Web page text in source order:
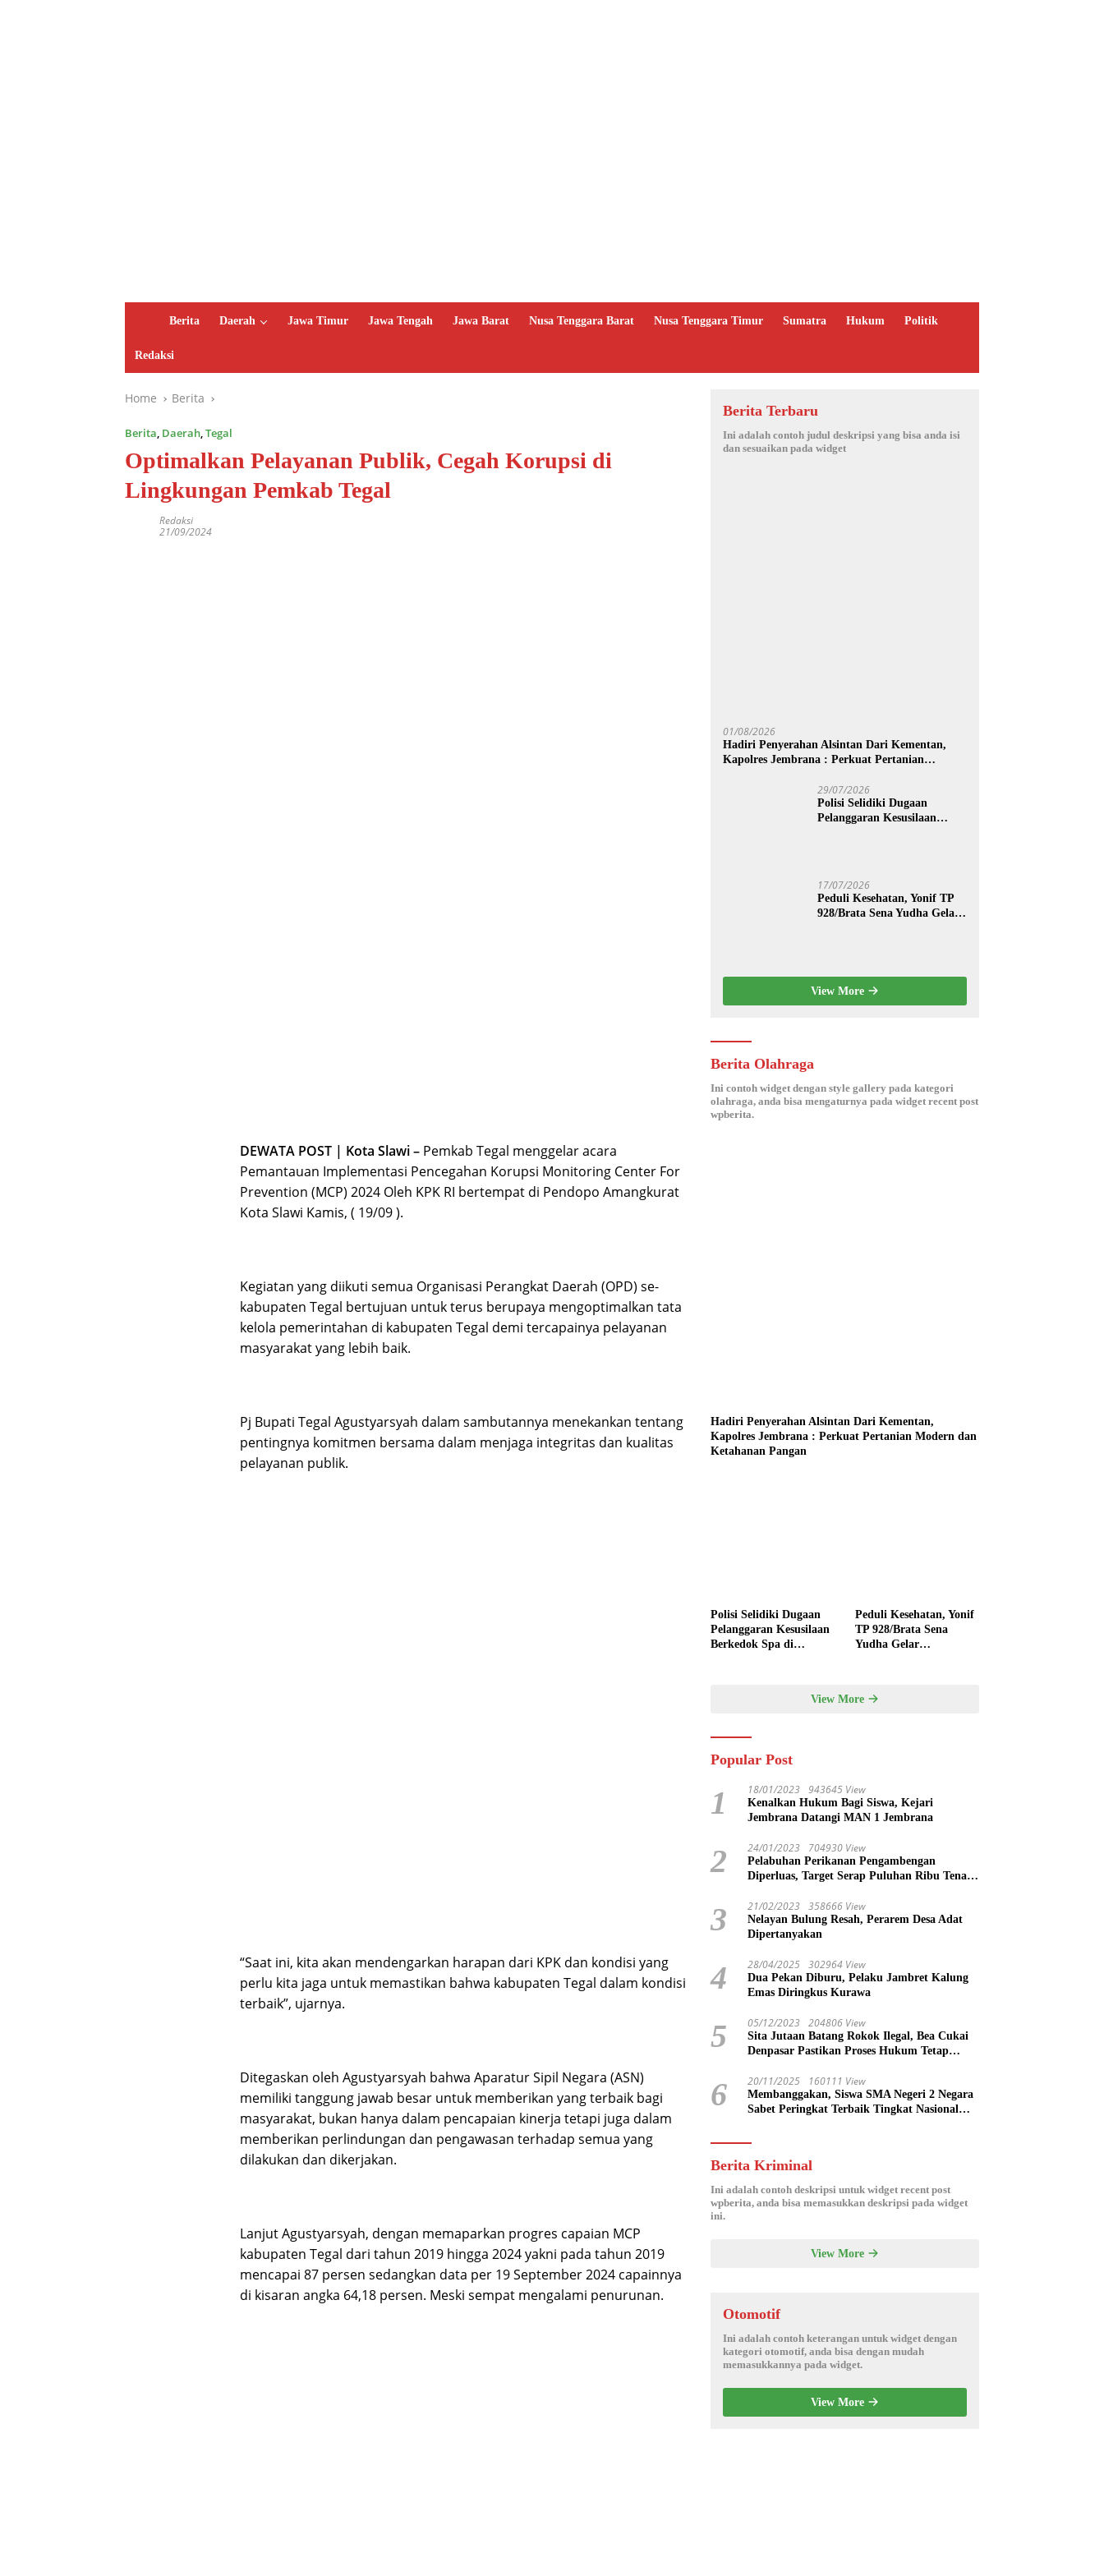
m
e
Berita Daerah Jawa Timur Jawa Tengah Jawa Barat Nusa Tenggara Barat Nusa Tenggara Timur Sumatra Hukum Politik
Redaksi
Home Berita
Berita, Daerah,Tegal
Optimalkan Pelayanan Publik, Cegah Korupsi di
Lingkungan Pemkab Tegal
Redaksi
21/09/2024
DEWATA POST | Kota Slawi – Pemkab Tegal menggelar acara
Pemantauan Implementasi Pencegahan Korupsi Monitoring Center For
Prevention (MCP) 2024 Oleh KPK RI bertempat di Pendopo Amangkurat
Kota Slawi Kamis, ( 19/09 ).
Kegiatan yang diikuti semua Organisasi Perangkat Daerah (OPD) se-
kabupaten Tegal bertujuan untuk terus berupaya mengoptimalkan tata
kelola pemerintahan di kabupaten Tegal demi tercapainya pelayanan
masyarakat yang lebih baik.
Pj Bupati Tegal Agustyarsyah dalam sambutannya menekankan tentang
pentingnya komitmen bersama dalam menjaga integritas dan kualitas
pelayanan publik.
“Saat ini, kita akan mendengarkan harapan dari KPK dan kondisi yang
perlu kita jaga untuk memastikan bahwa kabupaten Tegal dalam kondisi
terbaik”, ujarnya.
Ditegaskan oleh Agustyarsyah bahwa Aparatur Sipil Negara (ASN)
memiliki tanggung jawab besar untuk memberikan yang terbaik bagi
masyarakat, bukan hanya dalam pencapaian kinerja tetapi juga dalam
memberikan perlindungan dan pengawasan terhadap semua yang
dilakukan dan dikerjakan.
Lanjut Agustyarsyah, dengan memaparkan progres capaian MCP
kabupaten Tegal dari tahun 2019 hingga 2024 yakni pada tahun 2019
mencapai 87 persen sedangkan data per 19 September 2024 capainnya
di kisaran angka 64,18 persen. Meski sempat mengalami penurunan.
Berita Terbaru
Ini adalah contoh judul deskripsi yang bisa anda isi
dan sesuaikan pada widget
01/08/2026
Hadiri Penyerahan Alsintan Dari Kementan,
Kapolres Jembrana : Perkuat Pertanian
29/07/2026
Polisi Selidiki Dugaan
Pelanggaran Kesusilaan
17/07/2026
Peduli Kesehatan, Yonif TP
928/Brata Sena Yudha Gelar
View More
Berita Olahraga
Ini contoh widget dengan style gallery pada kategori
olahraga, anda bisa mengaturnya pada widget recent post
wpberita.
Hadiri Penyerahan Alsintan Dari Kementan,
Kapolres Jembrana : Perkuat Pertanian Modern dan
Ketahanan Pangan
Polisi Selidiki Dugaan
Pelanggaran Kesusilaan
Berkedok Spa di
Peduli Kesehatan, Yonif
TP 928/Brata Sena
Yudha Gelar
Gilimanuk
View More
Popular Post
1 18/01/2023 943645 View
Kenalkan Hukum Bagi Siswa, Kejari
Jembrana Datangi MAN 1 Jembrana
2 24/01/2023 704930 View
Pelabuhan Perikanan Pengambengan
Diperluas, Target Serap Puluhan Ribu Tenaga
3 21/02/2023 358666 View
Nelayan Bulung Resah, Perarem Desa Adat
Dipertanyakan
4 28/04/2025 302964 View
Dua Pekan Diburu, Pelaku Jambret Kalung
Emas Diringkus Kurawa
5 05/12/2023 204806 View
Sita Jutaan Batang Rokok Ilegal, Bea Cukai
Denpasar Pastikan Proses Hukum Tetap
6 20/11/2025 160111 View
Membanggakan, Siswa SMA Negeri 2 Negara
Sabet Peringkat Terbaik Tingkat Nasional
Berita Kriminal
Ini adalah contoh deskripsi untuk widget recent post
wpberita, anda bisa memasukkan deskripsi pada widget
ini.
View More
Otomotif
Ini adalah contoh keterangan untuk widget dengan
kategori otomotif, anda bisa dengan mudah
memasukkannya pada widget.
View More